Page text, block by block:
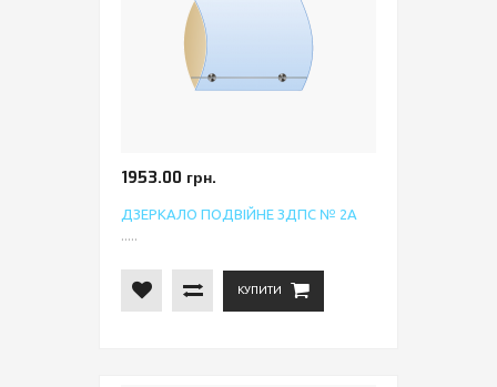
1953.00 грн.
ДЗЕРКАЛО ПОДВІЙНЕ ЗДПС № 2А
.....
КУПИТИ